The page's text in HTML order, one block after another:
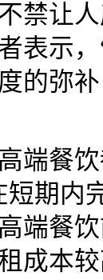
禁让
表示
的弥
端餐饮
期内
端餐
成本